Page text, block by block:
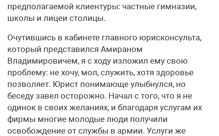
предполагаемой клиентуры: частные гимназии,
школы и лицеи столицы.
Очутившись в кабинете главного юрисконсульта,
который представился Амираном
Владимировичем, я с ходу изложил ему свою
проблему: не хочу, мол, служить, хотя здоровье
позволяет. Юрист понимающе улыбнулся, но
беседу завел осторожно. Начал с того, что я не
одинок в своих желаниях, и благодаря услугам их
фирмы многие молодые люди получили
освобождение от службы в армии. Услуги же